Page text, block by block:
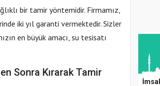
bir tamir yöntemidir. Firmamız,
iki yıl garanti vermektedir. Sizler
en büyük amacı, su tesisatı
Sonra Kırarak Tamir